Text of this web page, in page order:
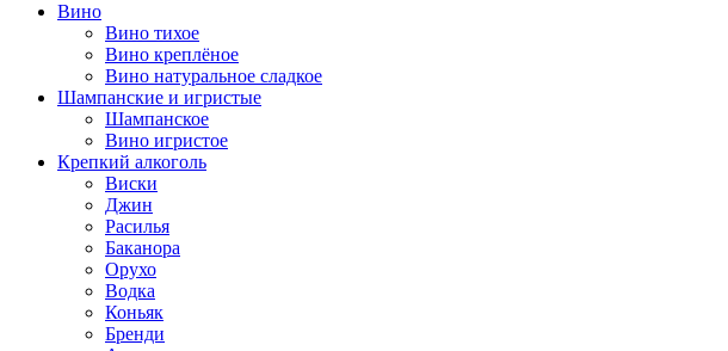
Вино
Вино тихое
Вино креплёное
Вино натуральное сладкое
Шампанские и игристые
Шампанское
Вино игристое
Крепкий алкоголь
Виски
Джин
Расилья
Баканора
Орухо
Водка
Коньяк
Бренди